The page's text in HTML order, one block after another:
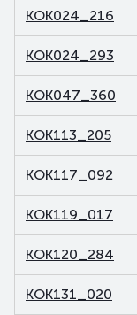
KOK024_216
KOK024_293
KOK047_360
KOK113_205
KOK117_092
KOK119_017
KOK120_284
KOK131_020